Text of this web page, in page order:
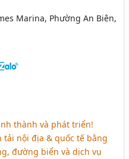
Marina, Phường An Biên,
thành và phát triển!
tải nội địa & quốc tế bằng
đường biển và dịch vụ